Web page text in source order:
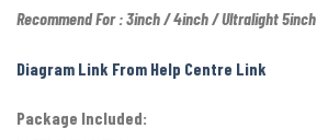
Recommend For : 3inch / 4inch / Ultralight 5inch
Diagram Link From Help Centre Link
Package Included: